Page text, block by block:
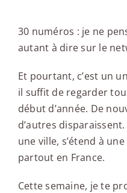
30 numéros : je ne
autant à dire sur le
Et pourtant, c’est un
il suffit de regarder
début d’année. De
d’autres
une ville, s’étend à
partout en France.
Cette semaine, je te